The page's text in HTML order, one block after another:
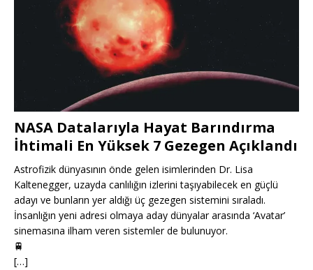
NASA Datalarıyla Hayat Barındırma
İhtimali En Yüksek 7 Gezegen Açıklandı
Astrofizik dünyasının önde gelen isimlerinden Dr. Lisa
Kaltenegger, uzayda canlılığın izlerini taşıyabilecek en güçlü
adayı ve bunların yer aldığı üç gezegen sistemini sıraladı.
İnsanlığın yeni adresi olmaya aday dünyalar arasında ‘Avatar’
sinemasına ilham veren sistemler de bulunuyor.
🚆
[…]